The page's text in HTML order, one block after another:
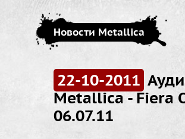
Новости Metallica
22-10-2011
Metallica - Fiera
06.07.11